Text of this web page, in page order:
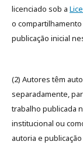
licenciado sob a
o
publicação inicial
(2) Autores têm
separadamente,
trabalho publicada
institucional ou
autoria e